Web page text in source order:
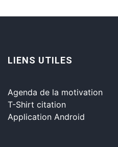
LIENS UTILES
Agenda de la motivation
T-Shirt citation
Application Android